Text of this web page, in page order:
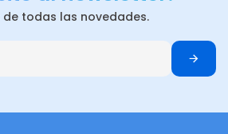
de todas las novedades.